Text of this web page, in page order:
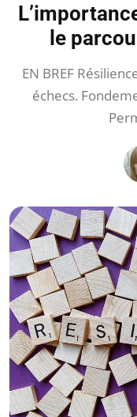
le
EN BREF
échecs.